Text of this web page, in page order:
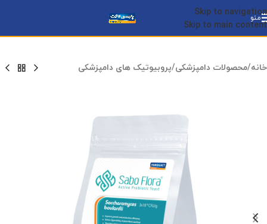
Skip to navigation
Skip to main content
منو
خانه/محصولات دامپزشکی/پروبیوتیک های دامپزشکی